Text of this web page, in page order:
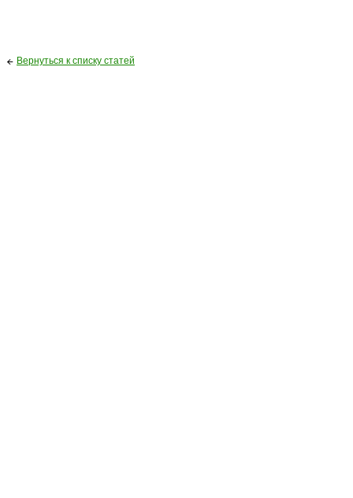
Вернуться к списку статей